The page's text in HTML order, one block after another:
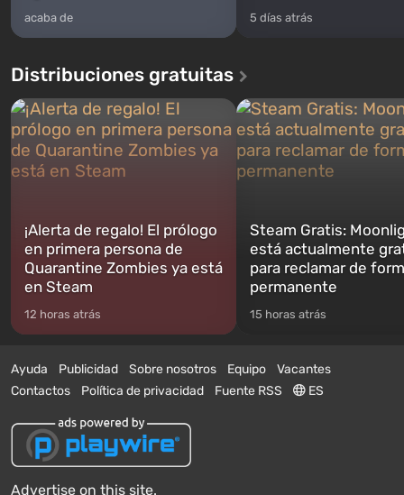
acaba de 5 días atrás
Distribuciones gratuitas
¡Alerta de regalo! El prólogo
en primera persona de
Quarantine Zombies ya está
en Steam
12 horas atrás
Steam Gratis:
está actualmente
para reclamar de
permanente
15 horas atrás
Ayuda Publicidad Sobre nosotros Equipo
Vacantes
Contactos
Política de privacidad Fuente RSS ES
Advertise on this site.